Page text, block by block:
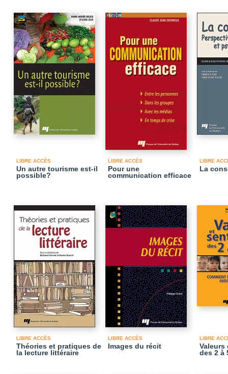
LIBRE ACCÈS
Un autre tourisme est-il
possible?
LIBRE ACCÈS
Pour une
communication efficace
LIBRE
La
LIBRE ACCÈS
Théories et pratiques de
la lecture littéraire
LIBRE ACCÈS
Images du récit
LIBRE
Valeurs
des 2 à